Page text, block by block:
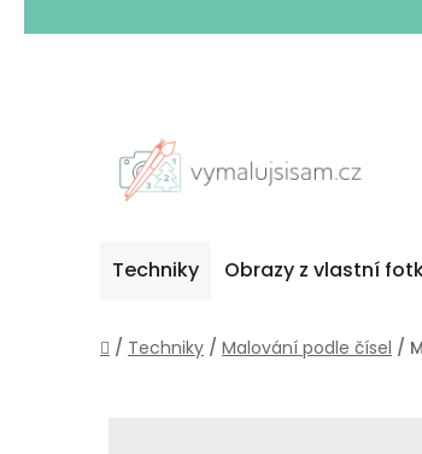
Techniky Obrazy z vlastní
Domů
/ Techniky / Malování podle čísel /